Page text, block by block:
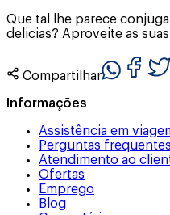
Que tal lhe parece
delicias? Aproveite as
Compartilhar
Informações
Assistência em
Perguntas frequentes
Atendimento ao
Ofertas
Emprego
Blog